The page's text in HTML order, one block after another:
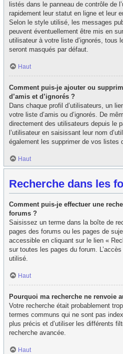
listés dans le panneau de contrôle de
rapidement leur statut en ligne et leur
Selon le style utilisé, les messages
peuvent éventuellement être mis en
utilisateur à votre liste d’ignorés, tous
seront masqués par défaut.
Haut
Comment puis-je ajouter ou
d’amis et d’ignorés ?
Dans chaque profil d’utilisateurs, un
votre liste d’amis ou d’ignorés. De
directement des utilisateurs depuis le
l’utilisateur en saisissant leur nom
également les supprimer de vos listes
Haut
Recherche dans les
Comment puis-je effectuer une
forums ?
Saisissez un terme dans la boîte de
pages des forums ou les pages de
accessible en cliquant sur le lien «
sur toutes les pages du forum.
utilisé.
Haut
Pourquoi ma recherche ne renvoie
Votre recherche était probablement
termes communs qui ne sont pas
plus précis et d’utiliser les différents
recherche avancée.
Haut